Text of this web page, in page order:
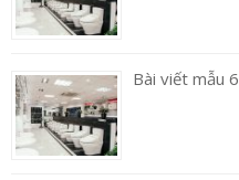
Bài viết mẫu 6